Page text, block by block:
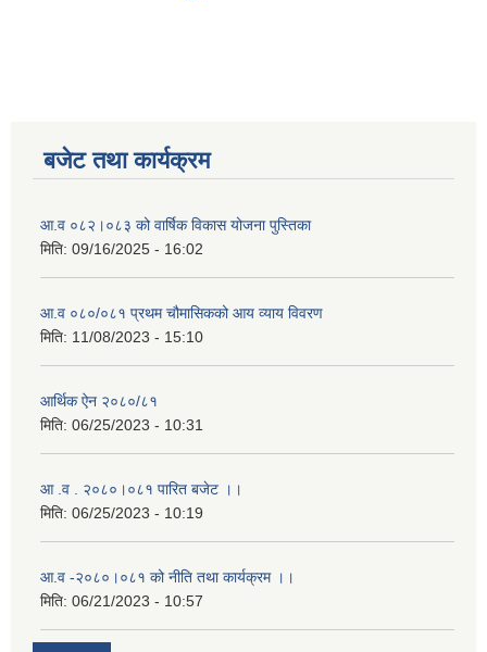
बजेट तथा कार्यक्रम
आ.व ०८२।०८३ को वार्षिक विकास योजना पुस्तिका
मिति: 09/16/2025 - 16:02
आ.व ०८०/०८१ प्रथम चौमासिकको आय व्याय विवरण
मिति: 11/08/2023 - 15:10
आर्थिक ऐन २०८०/८१
मिति: 06/25/2023 - 10:31
आ .व . २०८०।०८१ पारित बजेट ।।
मिति: 06/25/2023 - 10:19
आ.व -२०८०।०८१ को नीति तथा कार्यक्रम ।।
मिति: 06/21/2023 - 10:57